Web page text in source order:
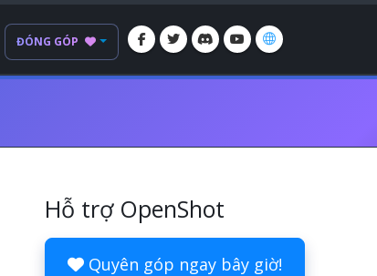
ĐÓNG GÓP
Hỗ trợ OpenShot
Quyên góp ngay bây giờ!